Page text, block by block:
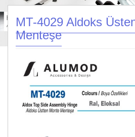
MT-4029 Aldoks
Menteşe